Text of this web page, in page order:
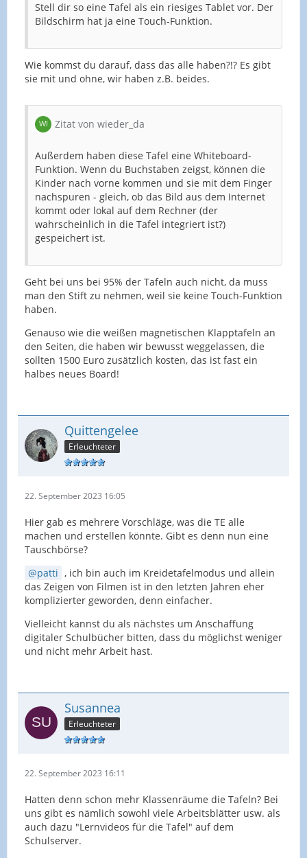
Stell dir so eine Tafel als ein riesiges Tablet vor. Der
Bildschirm hat ja eine Touch-Funktion.
Wie kommst du darauf, dass das alle haben?!? Es gibt
sie mit und ohne, wir haben z.B. beides.
Zitat von wieder_da
Außerdem haben diese Tafel eine Whiteboard-
Funktion. Wenn du Buchstaben zeigst, können die
Kinder nach vorne kommen und sie mit dem Finger
nachspuren - gleich, ob das Bild aus dem Internet
kommt oder lokal auf dem Rechner (der
wahrscheinlich in die Tafel integriert ist?)
gespeichert ist.
Geht bei uns bei 95% der Tafeln auch nicht, da muss
man den Stift zu nehmen, weil sie keine Touch-Funktion
haben.
Genauso wie die weißen magnetischen Klapptafeln an
den Seiten, die haben wir bewusst weggelassen, die
sollten 1500 Euro zusätzlich kosten, das ist fast ein
halbes neues Board!
Quittengelee
Erleuchteter
22. September 2023 16:05
Hier gab es mehrere Vorschläge, was die TE alle
machen und erstellen könnte. Gibt es denn nun eine
Tauschbörse?
patti , ich bin auch im Kreidetafelmodus und allein
das Zeigen von Filmen ist in den letzten Jahren eher
komplizierter geworden, denn einfacher.
Vielleicht kannst du als nächstes um Anschaffung
digitaler Schulbücher bitten, dass du möglichst weniger
und nicht mehr Arbeit hast.
Susannea
Erleuchteter
22. September 2023 16:11
Hatten denn schon mehr Klassenräume die Tafeln? Bei
uns gibt es nämlich sowohl viele Arbeitsblätter usw. als
auch dazu "Lernvideos für die Tafel" auf dem
Schulserver.